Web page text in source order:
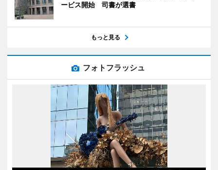
ービス開始 司書が選書
もっと見る
フォトフラッシュ